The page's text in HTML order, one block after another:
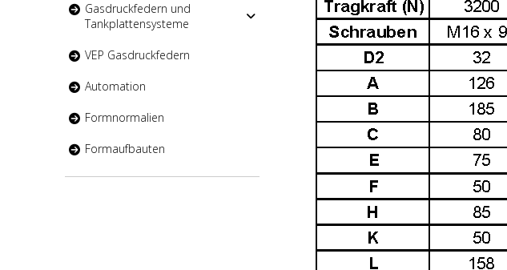
Gasdruckfedern und
Tankplattensysteme
VEP Gasdruckfedern
Automation
Formnormalien
Formaufbauten